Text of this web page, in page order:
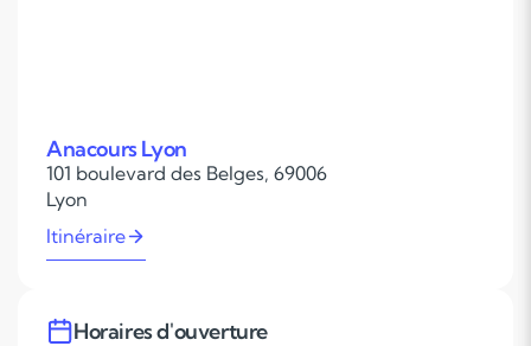
Anacours Lyon
101 boulevard des Belges, 69006
Lyon
Itinéraire
Horaires d'ouverture